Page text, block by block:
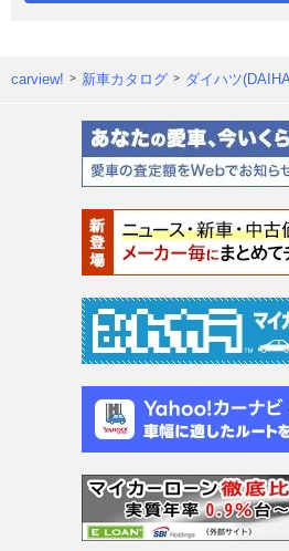
carview! 新車カタログ ダイハツ